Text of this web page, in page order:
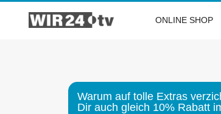
springen
ONLINE SHOP
Warum auf tolle Extras
Dir auch gleich 10% Rabatt